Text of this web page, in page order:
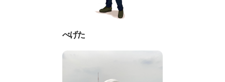
べげた